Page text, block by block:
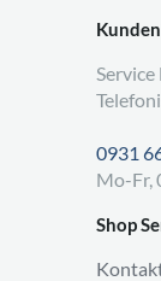
0931
Mo-Fr,
Shop